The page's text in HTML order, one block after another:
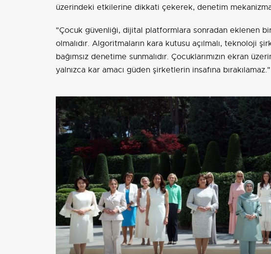
üzerindeki etkilerine dikkati çekerek, denetim
"Çocuk güvenliği, dijital platformlara sonradan eklenen
olmalıdır. Algoritmaların kara kutusu açılmalı, teknoloji
bağımsız denetime sunmalıdır. Çocuklarımızın ekran
yalnızca kar amacı güden şirketlerin insafına bırakılamaz."